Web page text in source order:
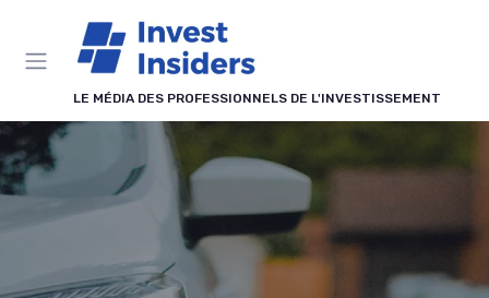
LE MÉDIA DES PROFESSIONNELS DE L'INVESTISSEMENT